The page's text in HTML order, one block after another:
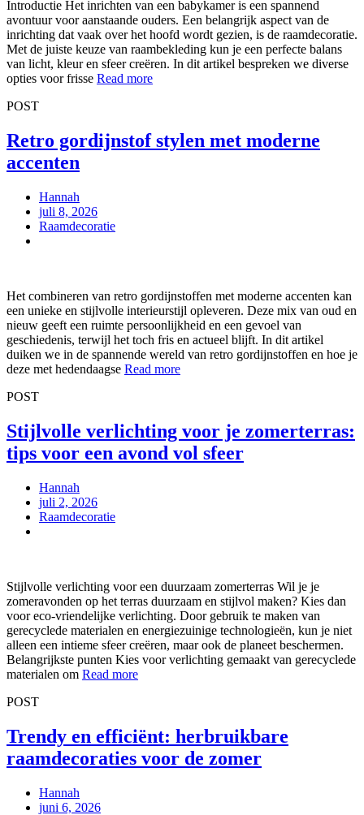
Introductie Het inrichten van een babykamer is een spannend
avontuur voor aanstaande ouders. Een belangrijk aspect van de
inrichting dat vaak over het hoofd wordt gezien, is de raamdecoratie.
Met de juiste keuze van raambekleding kun je een perfecte balans
van licht, kleur en sfeer creëren. In dit artikel bespreken we diverse
opties voor frisse Read more
POST
Retro gordijnstof stylen met moderne
accenten
Hannah
juli 8, 2026
Raamdecoratie
Het combineren van retro gordijnstoffen met moderne accenten kan
een unieke en stijlvolle interieurstijl opleveren. Deze mix van oud en
nieuw geeft een ruimte persoonlijkheid en een gevoel van
geschiedenis, terwijl het toch fris en actueel blijft. In dit artikel
duiken we in de spannende wereld van retro gordijnstoffen en hoe je
deze met hedendaagse Read more
POST
Stijlvolle verlichting voor je zomerterras:
tips voor een avond vol sfeer
Hannah
juli 2, 2026
Raamdecoratie
Stijlvolle verlichting voor een duurzaam zomerterras Wil je je
zomeravonden op het terras duurzaam en stijlvol maken? Kies dan
voor eco-vriendelijke verlichting. Door gebruik te maken van
gerecyclede materialen en energiezuinige technologieën, kun je niet
alleen een intieme sfeer creëren, maar ook de planeet beschermen.
Belangrijkste punten Kies voor verlichting gemaakt van gerecyclede
materialen om Read more
POST
Trendy en efficiënt: herbruikbare
raamdecoraties voor de zomer
Hannah
juni 6, 2026